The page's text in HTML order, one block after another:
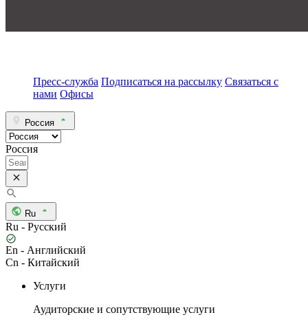
Пресс-служба Подписаться на рассылку Связаться с
нами Офисы
Россия
Россия
Ru
Ru - Русский
En - Английский
Cn - Китайский
Услуги
Аудиторские и сопутствующие услуги